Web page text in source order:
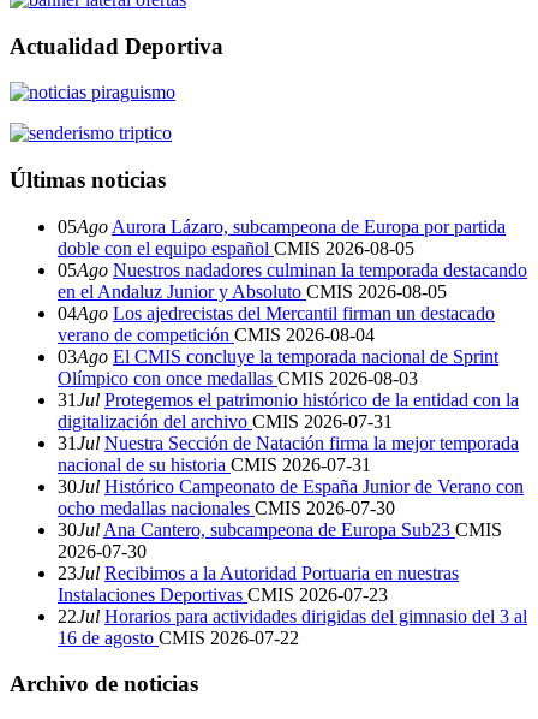
Actualidad Deportiva
Últimas noticias
05Ago Aurora Lázaro, subcampeona de Europa por partida
doble con el equipo español CMIS 2026-08-05
05Ago Nuestros nadadores culminan la temporada destacando
en el Andaluz Junior y Absoluto CMIS 2026-08-05
04Ago Los ajedrecistas del Mercantil firman un destacado
verano de competición CMIS 2026-08-04
03Ago El CMIS concluye la temporada nacional de Sprint
Olímpico con once medallas CMIS 2026-08-03
31Jul Protegemos el patrimonio histórico de la entidad con la
digitalización del archivo CMIS 2026-07-31
31Jul Nuestra Sección de Natación firma la mejor temporada
nacional de su historia CMIS 2026-07-31
30Jul Histórico Campeonato de España Junior de Verano con
ocho medallas nacionales CMIS 2026-07-30
30Jul Ana Cantero, subcampeona de Europa Sub23 CMIS
2026-07-30
23Jul Recibimos a la Autoridad Portuaria en nuestras
Instalaciones Deportivas CMIS 2026-07-23
22Jul Horarios para actividades dirigidas del gimnasio del 3 al
16 de agosto CMIS 2026-07-22
Archivo de noticias